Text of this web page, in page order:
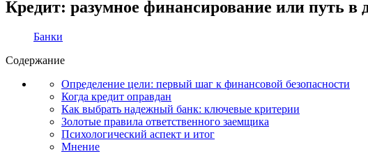
Кредит: разумное финансирование или путь в
Банки
Содержание
Определение цели: первый шаг к финансовой безопасности
Когда кредит оправдан
Как выбрать надежный банк: ключевые критерии
Золотые правила ответственного заемщика
Психологический аспект и итог
Мнение